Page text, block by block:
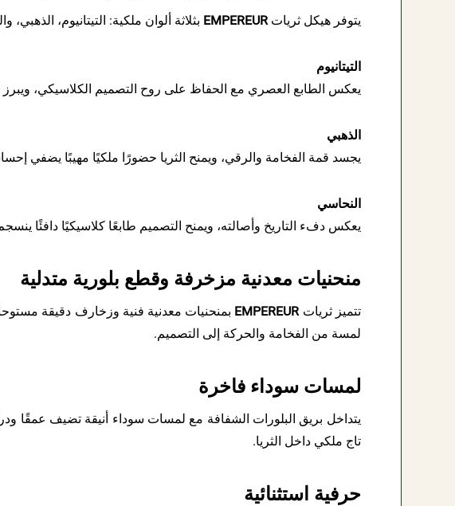
يتوفر هيكل ثرياتEMPEREUR بثلاثة ألوان ملكية: التيتانيوم، الذهبي،
التيتانيوم
يعكس الطابع العصري مع الحفاظ على روح التصميم الكلاسيكي، ويبرز
الذهبي
يجسد قمة الفخامة والرقي، ويمنح الثريا حضورًا ملكيًا مهيبًا يضفي
النحاسي
يعكس دفء التاريخ وأصالته، ويمنح التصميم طابعًا كلاسيكيًا دافئًا ينسجم
منحنيات معدنية مزخرفة وقطع بلورية متدلية
تتميز ثريات EMPEREUR بمنحنيات معدنية فنية وزخارف دقيقة
لمسة من الفخامة والحركة إلى التصميم.
لمسات سوداء فاخرة
يتداخل بريق البلورات الشفافة مع لمسات سوداء أنيقة تضيف عمقًا
تاج ملكي داخل الثريا.
حرفية استثنائية